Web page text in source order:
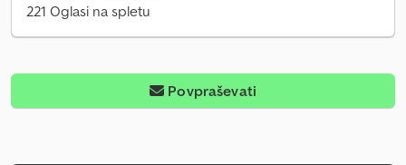
221 Oglasi na spletu
Povpraševati